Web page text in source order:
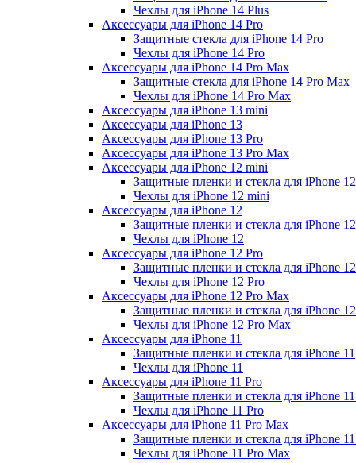
Чехлы для iPhone 14 Plus
Аксессуары для iPhone 14 Pro
Защитные стекла для iPhone 14 Pro
Чехлы для iPhone 14 Pro
Аксессуары для iPhone 14 Pro Max
Защитные стекла для iPhone 14 Pro Max
Чехлы для iPhone 14 Pro Max
Аксессуары для iPhone 13 mini
Аксессуары для iPhone 13
Аксессуары для iPhone 13 Pro
Аксессуары для iPhone 13 Pro Max
Аксессуары для iPhone 12 mini
Защитные пленки и стекла для iPhone
Чехлы для iPhone 12 mini
Аксессуары для iPhone 12
Защитные пленки и стекла для iPhone 12
Чехлы для iPhone 12
Аксессуары для iPhone 12 Pro
Защитные пленки и стекла для iPhone
Чехлы для iPhone 12 Pro
Аксессуары для iPhone 12 Pro Max
Защитные пленки и стекла для iPhone
Чехлы для iPhone 12 Pro Max
Аксессуары для iPhone 11
Защитные пленки и стекла для iPhone 11
Чехлы для iPhone 11
Аксессуары для iPhone 11 Pro
Защитные пленки и стекла для iPhone
Чехлы для iPhone 11 Pro
Аксессуары для iPhone 11 Pro Max
Защитные пленки и стекла для iPhone
Чехлы для iPhone 11 Pro Max